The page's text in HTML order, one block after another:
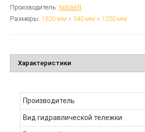
Производитель: Noblelift
Размеры: 1520 мм × 540 мм × 1250 мм
Характеристики
Производитель
Вид гидравлической тележки